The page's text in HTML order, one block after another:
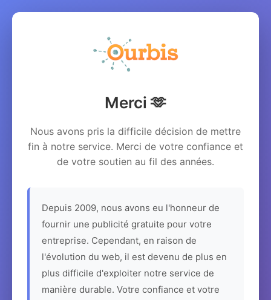
Merci 🫶
Nous avons pris la difficile décision de mettre
fin à notre service. Merci de votre confiance et
de votre soutien au fil des années.
Depuis 2009, nous avons eu l'honneur de
fournir une publicité gratuite pour votre
entreprise. Cependant, en raison de
l'évolution du web, il est devenu de plus en
plus difficile d'exploiter notre service de
manière durable. Votre confiance et votre